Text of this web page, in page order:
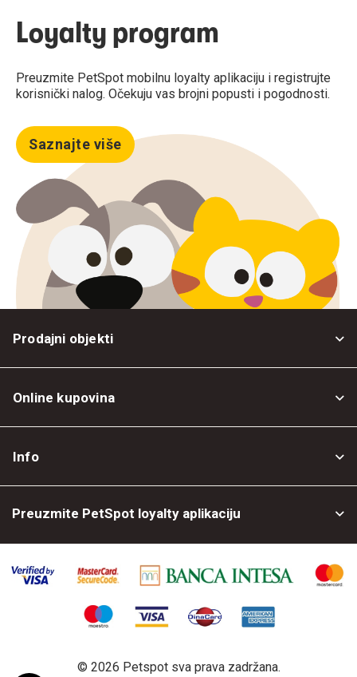
Loyalty program
Preuzmite PetSpot mobilnu loyalty aplikaciju i registrujte
korisnički nalog. Očekuju vas brojni popusti i pogodnosti.
Saznajte više
Prodajni objekti
Online kupovina
Info
Preuzmite PetSpot loyalty aplikaciju
© 2026 Petspot sva prava zadržana.